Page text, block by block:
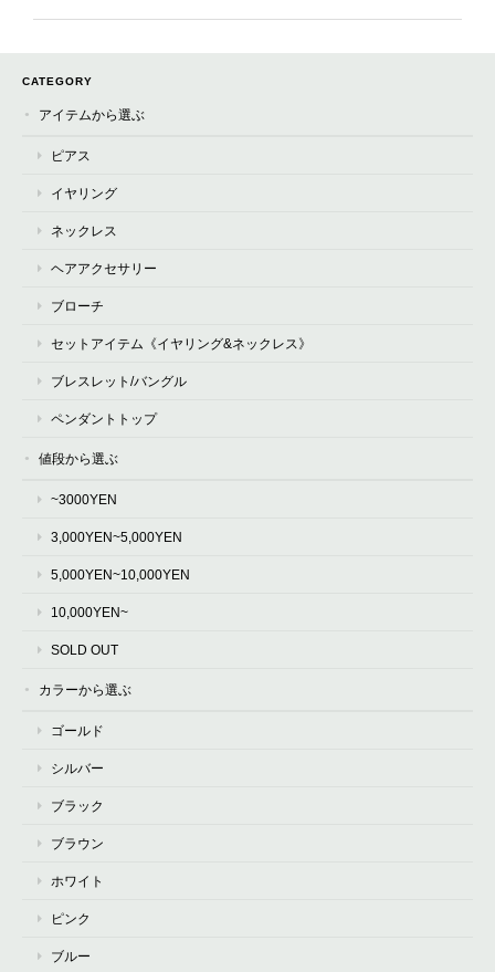
CATEGORY
アイテムから選ぶ
ピアス
イヤリング
ネックレス
ヘアアクセサリー
ブローチ
セットアイテム《イヤリング&ネックレス》
ブレスレット/バングル
ペンダントトップ
値段から選ぶ
~3000YEN
3,000YEN~5,000YEN
5,000YEN~10,000YEN
10,000YEN~
SOLD OUT
カラーから選ぶ
ゴールド
シルバー
ブラック
ブラウン
ホワイト
ピンク
ブルー